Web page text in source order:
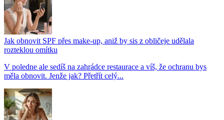
Jak obnovit SPF přes make-up, aniž by sis z obličeje udělala
rozteklou omítku
V poledne ale sedíš na zahrádce restaurace a víš, že ochranu bys
měla obnovit. Jenže jak? Přetřít celý...